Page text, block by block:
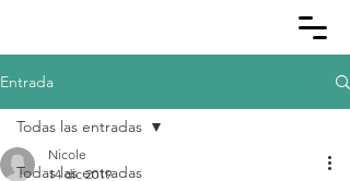
Entrada
Todas las entradas
Todas las entradas
Nicole
14 dic 2019